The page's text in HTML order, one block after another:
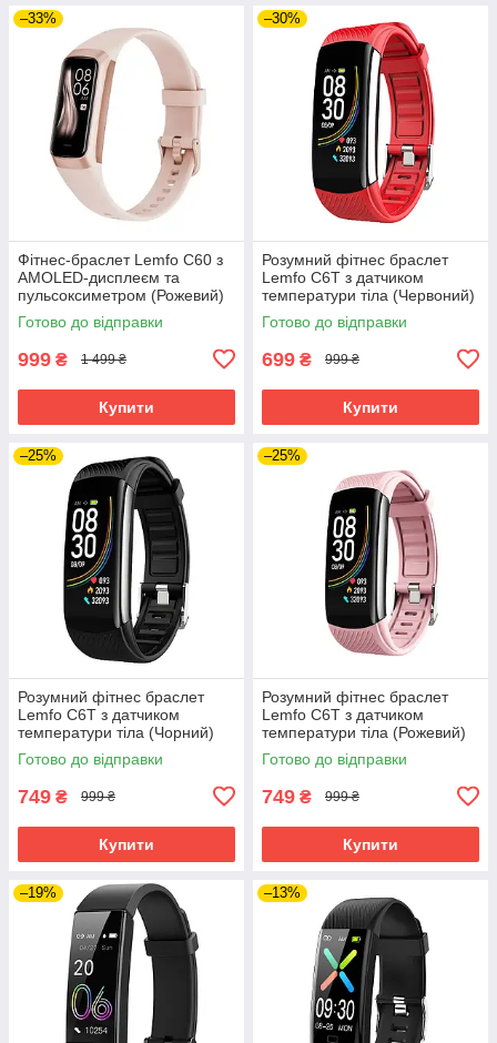
–33%
Фітнес-браслет Lemfo C60 з
AMOLED-дисплеєм та
пульсоксиметром (Рожевий)
Готово до відправки
999 ₴ 1 499 ₴
Купити
–30%
Розумний фітнес браслет
Lemfo C6T з датчиком
температури тіла (Червоний)
Готово до відправки
699 ₴ 999 ₴
Купити
–25%
Розумний фітнес браслет
Lemfo C6T з датчиком
температури тіла (Чорний)
Готово до відправки
749 ₴ 999 ₴
Купити
–25%
Розумний фітнес браслет
Lemfo C6T з датчиком
температури тіла (Рожевий)
Готово до відправки
749 ₴ 999 ₴
Купити
–19% –13%